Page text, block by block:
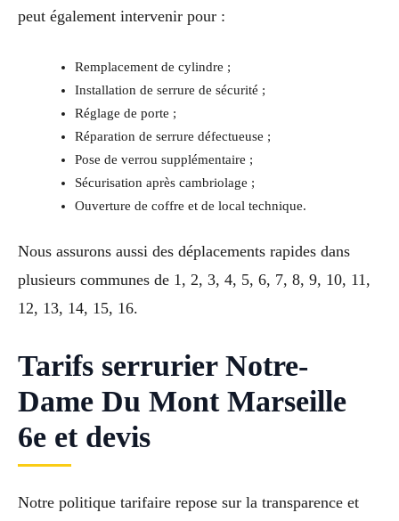
peut également intervenir pour :
Remplacement de cylindre ;
Installation de serrure de sécurité ;
Réglage de porte ;
Réparation de serrure défectueuse ;
Pose de verrou supplémentaire ;
Sécurisation après cambriolage ;
Ouverture de coffre et de local technique.
Nous assurons aussi des déplacements rapides dans
plusieurs communes de 1, 2, 3, 4, 5, 6, 7, 8, 9, 10, 11,
12, 13, 14, 15, 16.
Tarifs serrurier Notre-
Dame Du Mont Marseille
6e et devis
Notre politique tarifaire repose sur la transparence et